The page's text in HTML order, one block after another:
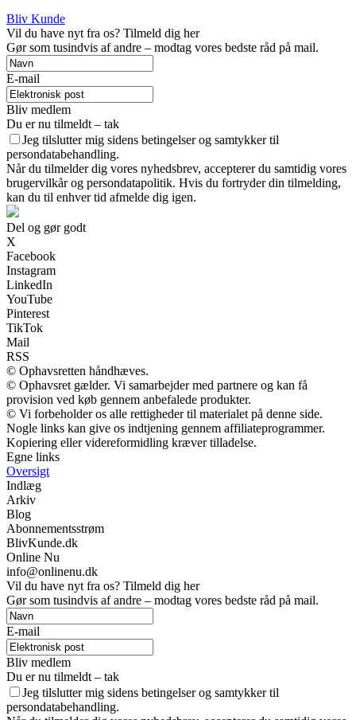
Bliv Kunde
Vil du have nyt fra os? Tilmeld dig her
Gør som tusindvis af andre – modtag vores bedste råd på mail.
E-mail
Bliv medlem
Du er nu tilmeldt – tak
Jeg tilslutter mig sidens betingelser og samtykker til
persondatabehandling.
Når du tilmelder dig vores nyhedsbrev, accepterer du samtidig vores
brugervilkår og persondatapolitik. Hvis du fortryder din tilmelding,
kan du til enhver tid afmelde dig igen.
Del og gør godt
X
Facebook
Instagram
LinkedIn
YouTube
Pinterest
TikTok
Mail
RSS
© Ophavsretten håndhæves.
© Ophavsret gælder. Vi samarbejder med partnere og kan få
provision ved køb gennem anbefalede produkter.
© Vi forbeholder os alle rettigheder til materialet på denne side.
Nogle links kan give os indtjening gennem affiliateprogrammer.
Kopiering eller videreformidling kræver tilladelse.
Egne links
Oversigt
Indlæg
Arkiv
Blog
Abonnementsstrøm
BlivKunde.dk
Online Nu
info@onlinenu.dk
Vil du have nyt fra os? Tilmeld dig her
Gør som tusindvis af andre – modtag vores bedste råd på mail.
E-mail
Bliv medlem
Du er nu tilmeldt – tak
Jeg tilslutter mig sidens betingelser og samtykker til
persondatabehandling.